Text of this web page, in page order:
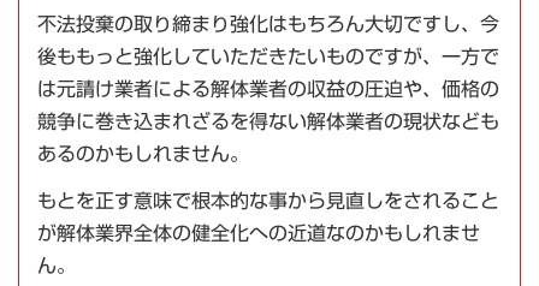
不法投棄の取り締まり強化はもちろん大切ですし、今
後ももっと強化していただきたいものですが、一方で
は元請け業者による解体業者の収益の圧迫や、価格の
競争に巻き込まれざるを得ない解体業者の現状なども
あるのかもしれません。
もとを正す意味で根本的な事から見直しをされること
が解体業界全体の健全化への近道なのかもしれませ
ん。